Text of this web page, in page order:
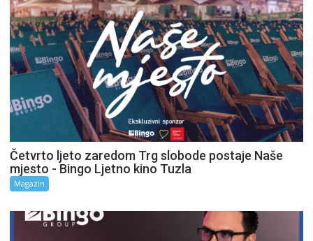
Četvrto ljeto zaredom Trg slobode postaje Naše
mjesto - Bingo Ljetno kino Tuzla
Magazin